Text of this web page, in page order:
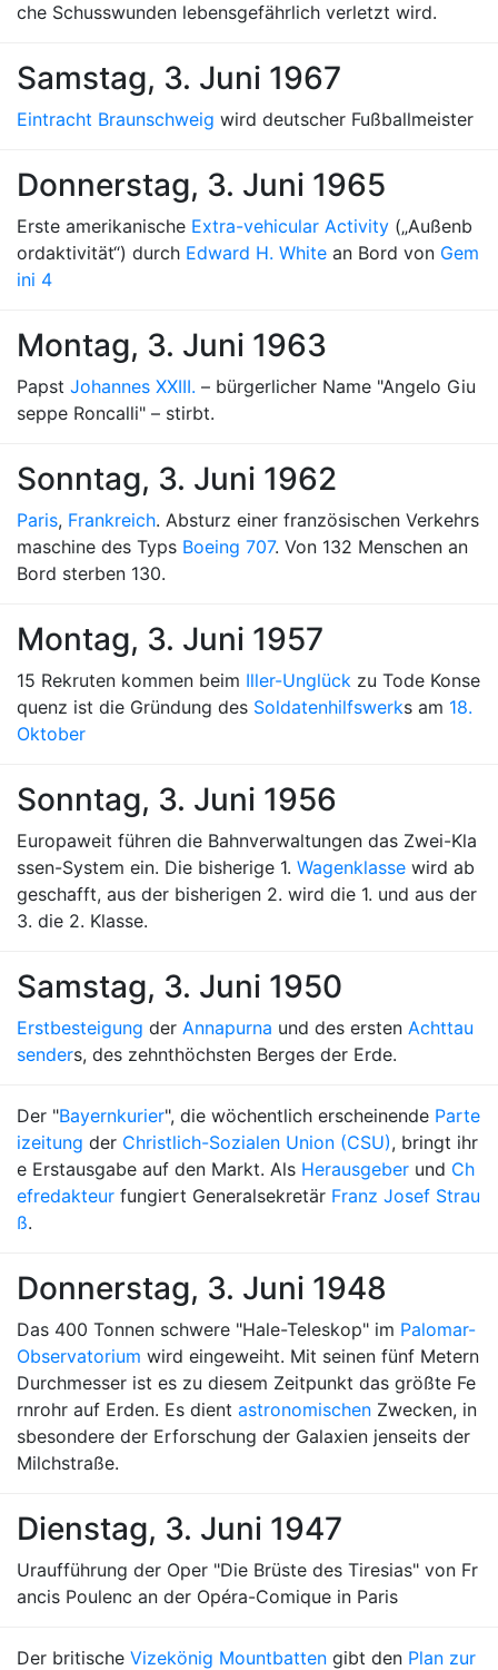
che Schusswunden lebensgefährlich verletzt wird.
Samstag, 3. Juni 1967
Eintracht Braunschweig wird deutscher Fußballmeister
Donnerstag, 3. Juni 1965
Erste amerikanische Extra-vehicular Activity („Außenb
ordaktivität“) durch Edward H. White an Bord von Gem
ini 4
Montag, 3. Juni 1963
Papst Johannes XXIII. – bürgerlicher Name "Angelo Giu
seppe Roncalli" – stirbt.
Sonntag, 3. Juni 1962
Paris, Frankreich. Absturz einer französischen Verkehrs
maschine des Typs Boeing 707. Von 132 Menschen an
Bord sterben 130.
Montag, 3. Juni 1957
15 Rekruten kommen beim Iller-Unglück zu Tode Konse
quenz ist die Gründung des Soldatenhilfswerks am 18.
Oktober
Sonntag, 3. Juni 1956
Europaweit führen die Bahnverwaltungen das Zwei-Kla
ssen-System ein. Die bisherige 1. Wagenklasse wird ab
geschafft, aus der bisherigen 2. wird die 1. und aus der
3. die 2. Klasse.
Samstag, 3. Juni 1950
Erstbesteigung der Annapurna und des ersten Achttau
senders, des zehnthöchsten Berges der Erde.
Der "Bayernkurier", die wöchentlich erscheinende Parte
izeitung der Christlich-Sozialen Union (CSU), bringt ihr
e Erstausgabe auf den Markt. Als Herausgeber und Ch
efredakteur fungiert Generalsekretär Franz Josef Strau
ß.
Donnerstag, 3. Juni 1948
Das 400 Tonnen schwere "Hale-Teleskop" im Palomar-
Observatorium wird eingeweiht. Mit seinen fünf Metern
Durchmesser ist es zu diesem Zeitpunkt das größte Fe
rnrohr auf Erden. Es dient astronomischen Zwecken, in
sbesondere der Erforschung der Galaxien jenseits der
Milchstraße.
Dienstag, 3. Juni 1947
Uraufführung der Oper "Die Brüste des Tiresias" von Fr
ancis Poulenc an der Opéra-Comique in Paris
Der britische Vizekönig Mountbatten gibt den Plan zur